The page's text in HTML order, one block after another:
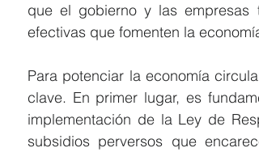
que el gobierno y las empresas
efectivas que fomenten la
Para potenciar la economía
clave. En primer lugar, es
implementación de la Ley de
subsidios perversos que